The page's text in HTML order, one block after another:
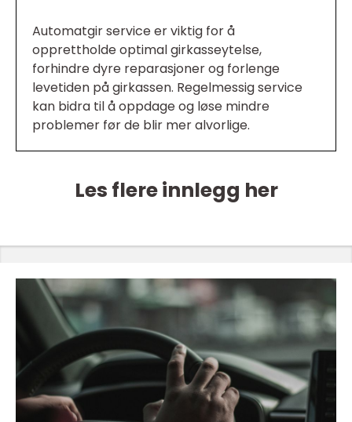
Automatgir service er viktig for å
opprettholde optimal girkasseytelse,
forhindre dyre reparasjoner og forlenge
levetiden på girkassen. Regelmessig service
kan bidra til å oppdage og løse mindre
problemer før de blir mer alvorlige.
Les flere innlegg her